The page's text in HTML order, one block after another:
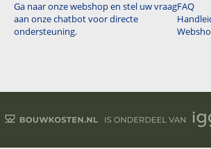
Ga naar onze webshop en stel uw vraag
aan onze chatbot voor directe
ondersteuning.
FAQ